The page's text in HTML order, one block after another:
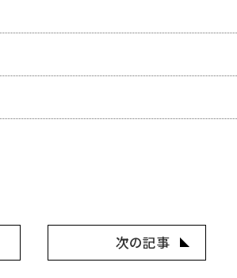
次の記事